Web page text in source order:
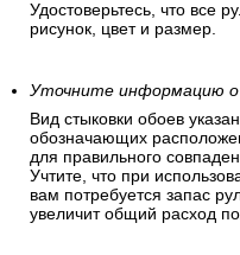
Удостоверьтесь, что все
рисунок, цвет и размер.
Уточните информацию о
Вид стыковки обоев
обозначающих
для правильного
Учтите, что при
вам потребуется запас
увеличит общий расход